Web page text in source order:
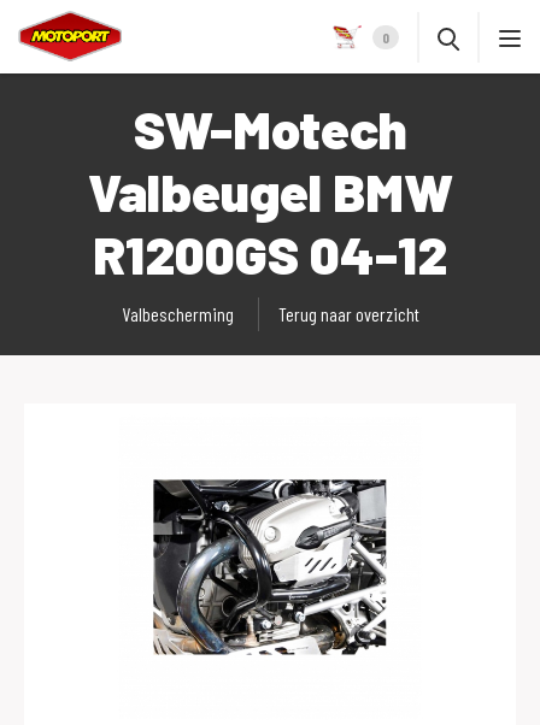
0
SW-Motech
Valbeugel BMW
R1200GS 04-12
Valbescherming Terug naar overzicht